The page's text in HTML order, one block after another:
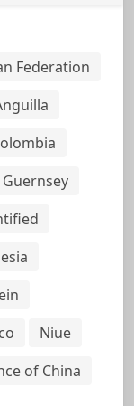
Federation
Guernsey
Niue
of China